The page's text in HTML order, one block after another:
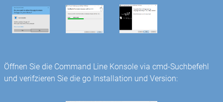
Öffnen Sie die Command Line Konsole via cmd-Suchbefehl
und verifzieren Sie die go Installation und Version: